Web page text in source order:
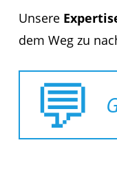
Unsere
dem Weg zu